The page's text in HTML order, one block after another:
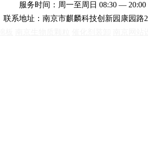
服务时间：周一至周日 08:30 —
联系地址：南京市麒麟科技创新园康园